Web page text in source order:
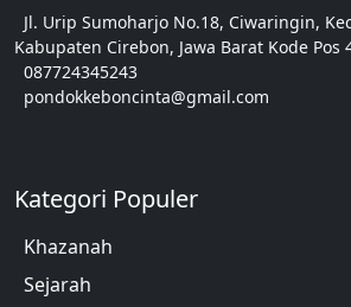
Jl. Urip Sumoharjo No.18, Ciwaringin,
Kabupaten Cirebon, Jawa Barat Kode Pos
087724345243
pondokkeboncinta@gmail.com
Kategori Populer
Khazanah
Sejarah